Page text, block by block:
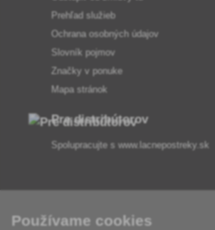
Prehľad služieb
Ochrana osobných údajov
Slovník pojmov
Značky v ponuke
Mapa stránok
Pre distribútorov
Spolupracujte s www.lacnepostreky.sk
Vždy vám odborne poradíme
Používame cookies